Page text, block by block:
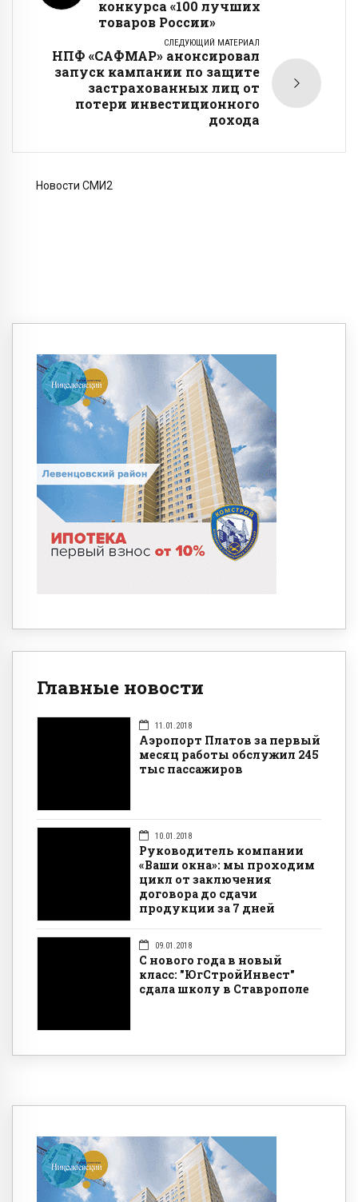
конкурса «100 лучших
товаров России»
СЛЕДУЮЩИЙ МАТЕРИАЛ
НПФ «САФМАР» анонсировал
запуск кампании по защите
застрахованных лиц от
потери инвестиционного
дохода
Новости СМИ2
Главные новости
11.01.2018
Аэропорт Платов за первый
месяц работы обслужил 245
тыс пассажиров
10.01.2018
Руководитель компании
«Ваши окна»: мы проходим
цикл от заключения
договора до сдачи
продукции за 7 дней
09.01.2018
С нового года в новый
класс: "ЮгСтройИнвест"
сдала школу в Ставрополе